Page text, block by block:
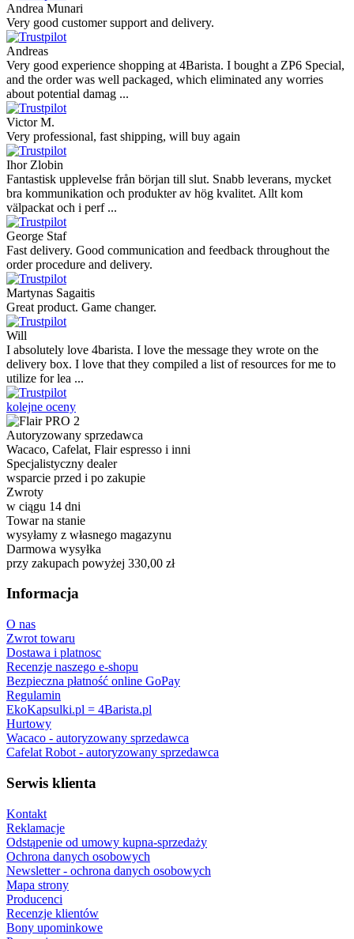
Andrea Munari
Very good customer support and delivery.
Andreas
Very good experience shopping at 4Barista. I bought a ZP6 Special,
and the order was well packaged, which eliminated any worries
about potential damag ...
Victor M.
Very professional, fast shipping, will buy again
Ihor Zlobin
Fantastisk upplevelse från början till slut. Snabb leverans, mycket
bra kommunikation och produkter av hög kvalitet. Allt kom
välpackat och i perf ...
George Staf
Fast delivery. Good communication and feedback throughout the
order procedure and delivery.
Martynas Sagaitis
Great product. Game changer.
Will
I absolutely love 4barista. I love the message they wrote on the
delivery box. I love that they compiled a list of resources for me to
utilize for lea ...
kolejne oceny
Autoryzowany sprzedawca
Wacaco, Cafelat, Flair espresso i inni
Specjalistyczny dealer
wsparcie przed i po zakupie
Zwroty
w ciągu 14 dni
Towar na stanie
wysyłamy z własnego magazynu
Darmowa wysyłka
przy zakupach powyżej 330,00 zł
Informacja
O nas
Zwrot towaru
Dostawa i platnosc
Recenzje naszego e-shopu
Bezpieczna płatność online GoPay
Regulamin
EkoKapsulki.pl = 4Barista.pl
Hurtowy
Wacaco - autoryzowany sprzedawca
Cafelat Robot - autoryzowany sprzedawca
Serwis klienta
Kontakt
Reklamacje
Odstąpenie od umowy kupna-sprzedaży
Ochrona danych osobowych
Newsletter - ochrona danych osobowych
Mapa strony
Producenci
Recenzje klientów
Bony upominkowe